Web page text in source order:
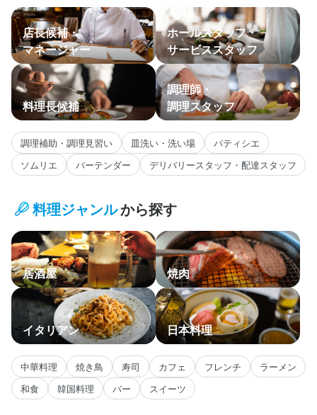
九州・沖縄
主要エリア
店長候補・
マネージャー
ホールスタッフ・
サービススタッフ
料理長候補
調理師・
調理スタッフ
調理補助・調理見習い 皿洗い・洗い場
パティシエ
ソムリエ
バーテンダー デリバリースタッフ・配達スタッフ
料理ジャンルから探す
居酒屋 焼肉
イタリアン 日本料理
中華料理 焼き鳥 寿司 カフェ フレンチ
ラーメン
和食
韓国料理 バー スイーツ